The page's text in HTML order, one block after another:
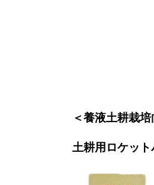
＜養液土耕栽培
土耕用ロケッ